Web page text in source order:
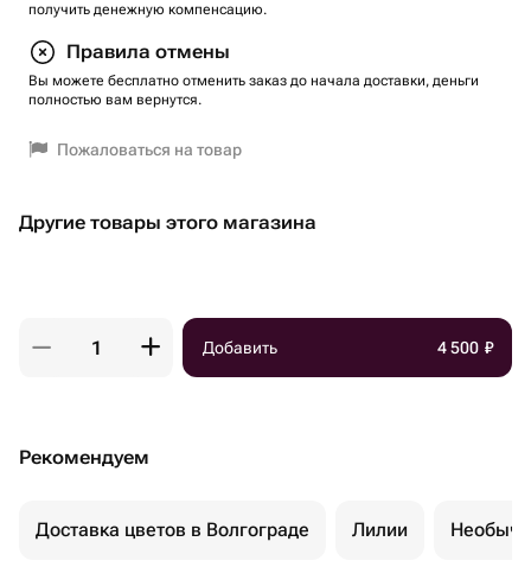
получить денежную компенсацию.
Правила отмены
Вы можете бесплатно отменить заказ до начала доставки, деньги
полностью вам вернутся.
Пожаловаться на товар
Другие товары этого магазина
Добавить 4 500 ₽
Рекомендуем
Доставка цветов в Волгограде Лилии